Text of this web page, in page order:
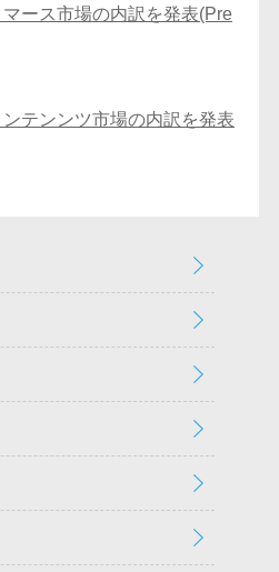
ース市場の内訳を発表(Pre
テンンツ市場の内訳を発表